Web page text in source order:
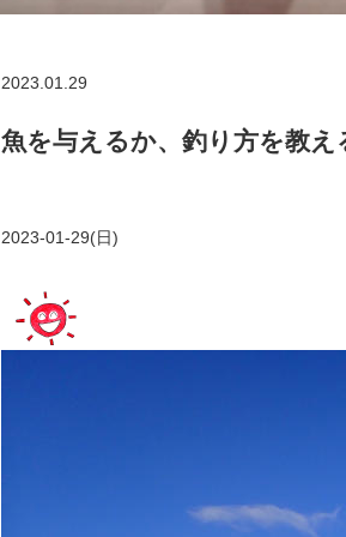
2023.01.29
魚を与えるか、釣り方を教え
2023-01-29(日)